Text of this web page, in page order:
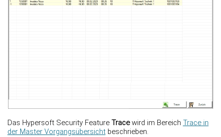
Das Hypersoft Security Feature Tracewird im Bereich Trace in
der Master Vorgangsübersichtbeschrieben.